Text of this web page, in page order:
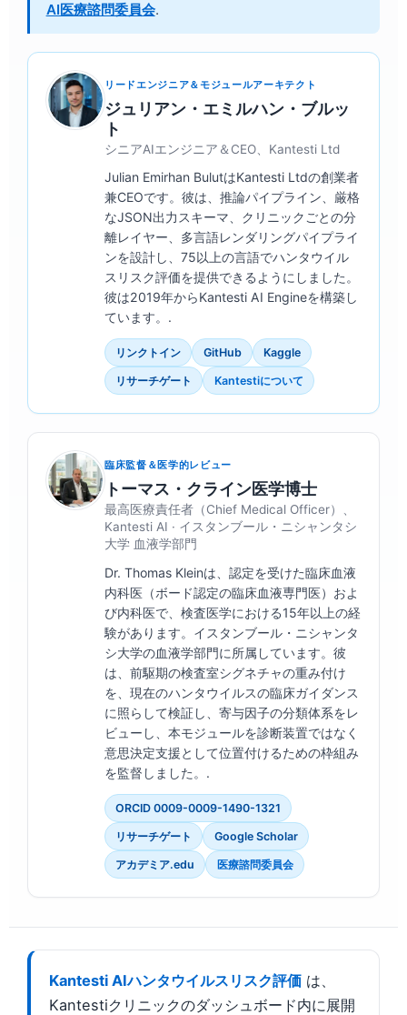
AI医療諮問委員会.
リードエンジニア＆モジュールアーキテクト
ジュリアン・エミルハン・ブルッ
ト
シニアAIエンジニア＆CEO、Kantesti Ltd
Julian Emirhan BulutはKantesti Ltdの創業者
兼CEOです。彼は、推論パイプライン、厳格
なJSON出力スキーマ、クリニックごとの分
離レイヤー、多言語レンダリングパイプライ
ンを設計し、75以上の言語でハンタウイル
スリスク評価を提供できるようにしました。
彼は2019年からKantesti AI Engineを構築し
ています。.
リンクトイン GitHub Kaggle
リサーチゲート Kantestiについて
臨床監督＆医学的レビュー
トーマス・クライン医学博士
最高医療責任者（Chief Medical Officer）、
Kantesti AI · イスタンブール・ニシャンタシ
大学 血液学部門
Dr. Thomas Kleinは、認定を受けた臨床血液
内科医（ボード認定の臨床血液専門医）およ
び内科医で、検査医学における15年以上の経
験があります。イスタンブール・ニシャンタ
シ大学の血液学部門に所属しています。彼
は、前駆期の検査室シグネチャの重み付け
を、現在のハンタウイルスの臨床ガイダンス
に照らして検証し、寄与因子の分類体系をレ
ビューし、本モジュールを診断装置ではなく
意思決定支援として位置付けるための枠組み
を監督しました。.
ORCID 0009-0009-1490-1321
リサーチゲート Google Scholar
アカデミア.edu 医療諮問委員会
Kantesti AIハンタウイルスリスク評価 は、
Kantestiクリニックのダッシュボード内に展開